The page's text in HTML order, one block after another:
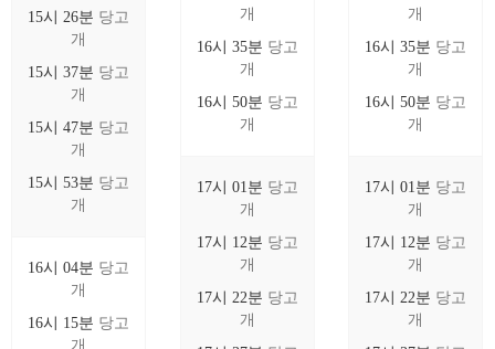
15시 26분 당고
개
15시 37분 당고
개
15시 47분 당고
개
15시 53분 당고
개
16시 04분 당고
개
16시 15분 당고
개
개
16시 35분 당고
개
16시 50분 당고
개
17시 01분 당고
개
17시 12분 당고
개
17시 22분 당고
개
개
16시 35분 당고
개
16시 50분 당고
개
17시 01분 당고
개
17시 12분 당고
개
17시 22분 당고
개